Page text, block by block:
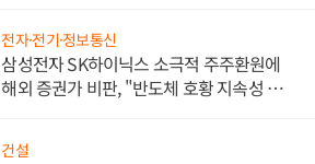
전자·전기·정보통신
삼성전자 SK하이닉스 소극적 주주환원에
해외 증권가 비판, "반도체 호황 지속성 의
건설